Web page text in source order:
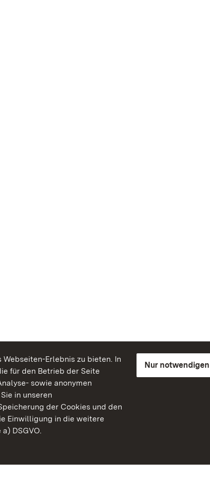
Erlebnis zu bieten. In
für den Betrieb der Seite
sowie anonymen
in unseren
der Cookies und den
Einwilligung in die weitere
DSGVO.
Nur